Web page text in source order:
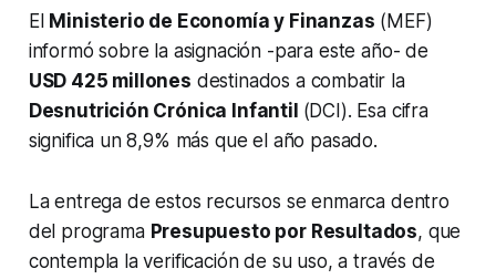
El Ministerio de Economía y Finanzas (MEF)
informó sobre la asignación -para este año- de
USD 425 millones destinados a combatir la
Desnutrición Crónica Infantil (DCI). Esa cifra
significa un 8,9% más que el año pasado.
La entrega de estos recursos se enmarca dentro
del programa Presupuesto por Resultados, que
contempla la verificación de su uso, a través de